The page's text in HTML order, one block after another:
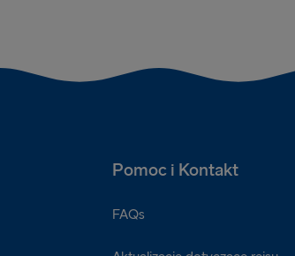
Pomoc i Kontakt
FAQs